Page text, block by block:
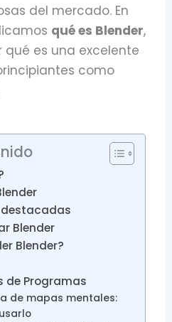
del mercado. En
qué es Blender,
qué es una excelente
como
destacadas
Blender
Blender?
de Programas
de mapas mentales: